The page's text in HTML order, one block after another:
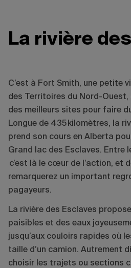
La rivière
C’est à Fort Smith, une petite
des Territoires du Nord-Ouest,
des meilleurs sites pour faire
Longue de 435 kilomètres, la
prend son cours en Alberta
Grand lac des Esclaves. Entre
c’est là le cœur de l’action, et
remarquerez un important
pagayeurs.
La rivière des Esclaves
paisibles et des eaux
jusqu’aux couloirs rapides où
taille d’un camion. Autrement
choisir les trajets ou sections